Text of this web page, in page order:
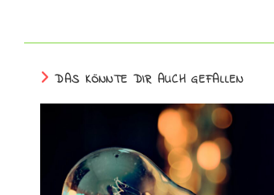
DAS KÖNNTE DIR AUCH GEFALLEN